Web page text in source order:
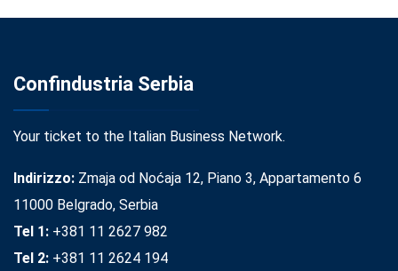
Confindustria Serbia
Your ticket to the Italian Business Network.
Indirizzo: Zmaja od Noćaja 12, Piano 3, Appartamento 6
11000 Belgrado, Serbia
Tel 1: +381 11 2627 982
Tel 2: +381 11 2624 194